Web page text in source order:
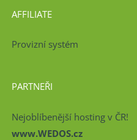
AFFILIATE
Provizní systém
PARTNEŘI
Nejoblíbenější hosting v ČR!
www.WEDOS.cz